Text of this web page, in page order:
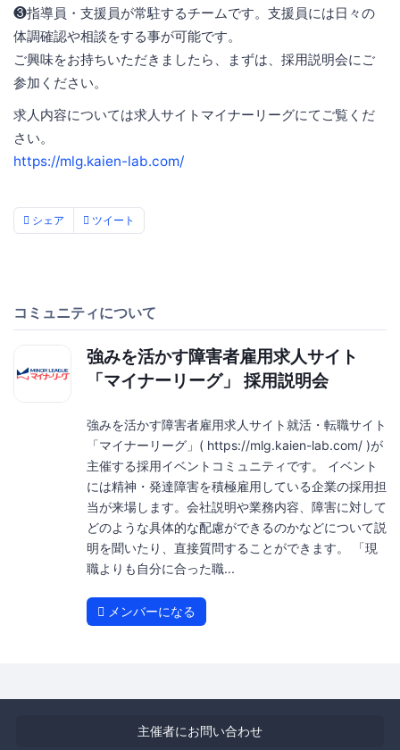
❸指導員・支援員が常駐するチームです。支援員には日々の
体調確認や相談をする事が可能です。
ご興味をお持ちいただきましたら、まずは、採用説明会にご
参加ください。
求人内容については求人サイトマイナーリーグにてご覧くだ
さい。
https://mlg.kaien-lab.com/
シェア ツイート
コミュニティについて
強みを活かす障害者雇用求人サイト
「マイナーリーグ」 採用説明会
強みを活かす障害者雇用求人サイト就活・転職サイト
「マイナーリーグ」( https://mlg.kaien-lab.com/ )が
主催する採用イベントコミュニティです。 イベント
には精神・発達障害を積極雇用している企業の採用担
当が来場します。会社説明や業務内容、障害に対して
どのような具体的な配慮ができるのかなどについて説
明を聞いたり、直接質問することができます。 「現
職よりも自分に合った職...
メンバーになる
主催者にお問い合わせ